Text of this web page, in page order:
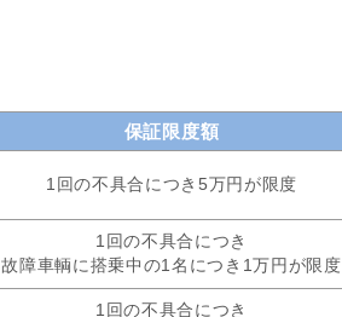
保証限度額
1回の不具合につき5万円が限度
1回の不具合につき
故障車輌に搭乗中の1名につき1万円が限度
1回の不具合につき